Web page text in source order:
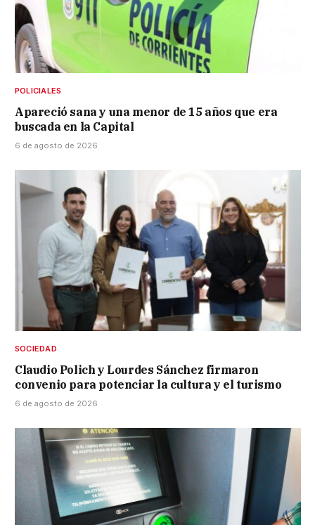
POLICIALES
Apareció sana y una menor de 15 años que era
buscada en la Capital
6 de agosto de 2026
SOCIEDAD
Claudio Polich y Lourdes Sánchez firmaron
convenio para potenciar la cultura y el turismo
6 de agosto de 2026